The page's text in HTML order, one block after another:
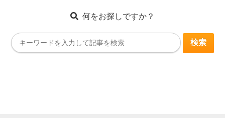
何をお探しですか？